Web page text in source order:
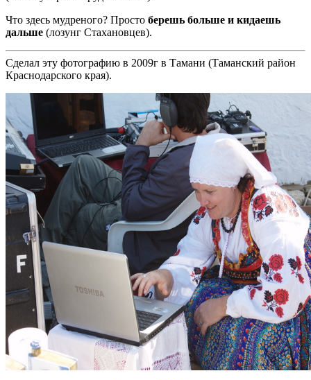
Что здесь мудреного? Просто берешь больше и кидаешь
дальше (лозунг Стахановцев).
Сделал эту фотографию в 2009г в Тамани (Таманский район
Краснодарского края).